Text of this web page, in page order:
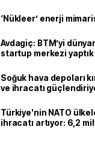
‘Nükleer’ enerji
Avdagiç: BTM’yi
startup merkezi yaptık
Soğuk hava depoları
ve ihracatı
Türkiye'nin NATO
ihracatı artıyor: 6,2